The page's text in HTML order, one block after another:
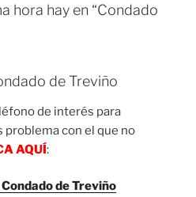
hora hay en “Condado
de Treviño
de interés para
con el que no
AQUÍ:
de Treviño